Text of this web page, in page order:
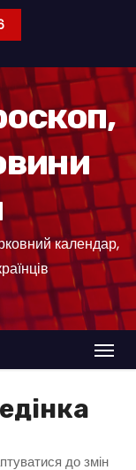
календар,
до змін